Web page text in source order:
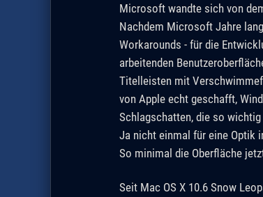
Microsoft wandte sich von
Nachdem Microsoft Jahre
Workarounds - für die
arbeitenden
Titelleisten mit
von Apple echt geschafft,
Schlagschatten, die so
Ja nicht einmal für eine Optik
So minimal die Oberfläche
Seit Mac OS X 10.6 Snow